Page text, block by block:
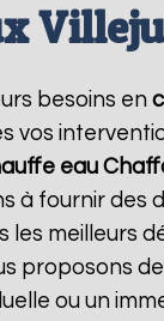
besoins en
vos
eau
à fournir des
les meilleurs
proposons
ou un